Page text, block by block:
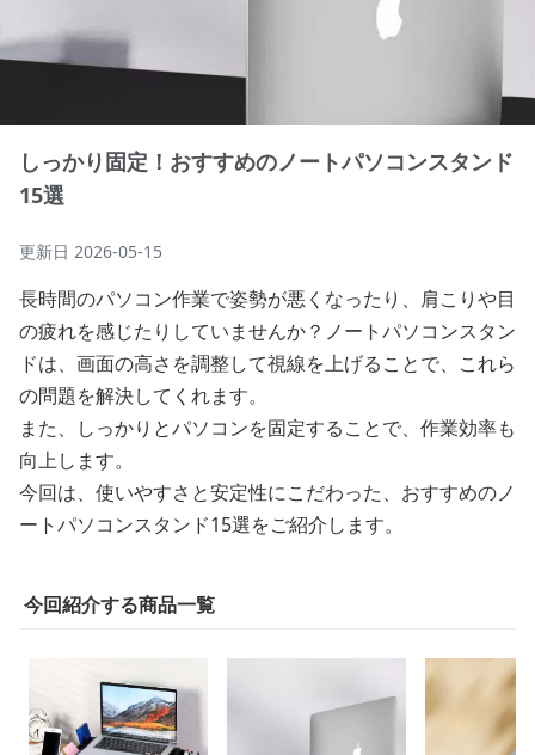
しっかり固定！おすすめのノートパソコンスタンド
15選
更新日 2026-05-15
長時間のパソコン作業で姿勢が悪くなったり、肩こりや目
の疲れを感じたりしていませんか？ノートパソコンスタン
ドは、画面の高さを調整して視線を上げることで、これら
の問題を解決してくれます。
また、しっかりとパソコンを固定することで、作業効率も
向上します。
今回は、使いやすさと安定性にこだわった、おすすめのノ
ートパソコンスタンド15選をご紹介します。
今回紹介する商品一覧